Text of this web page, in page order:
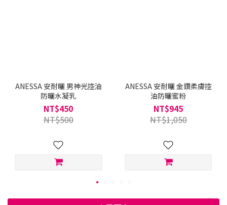
ANESSA 安耐曬 男神光控油
防曬水凝乳
NT$450
NT$500
ANESSA 安耐曬 金鑽柔膚控
油防曬蜜粉
NT$945
NT$1,050